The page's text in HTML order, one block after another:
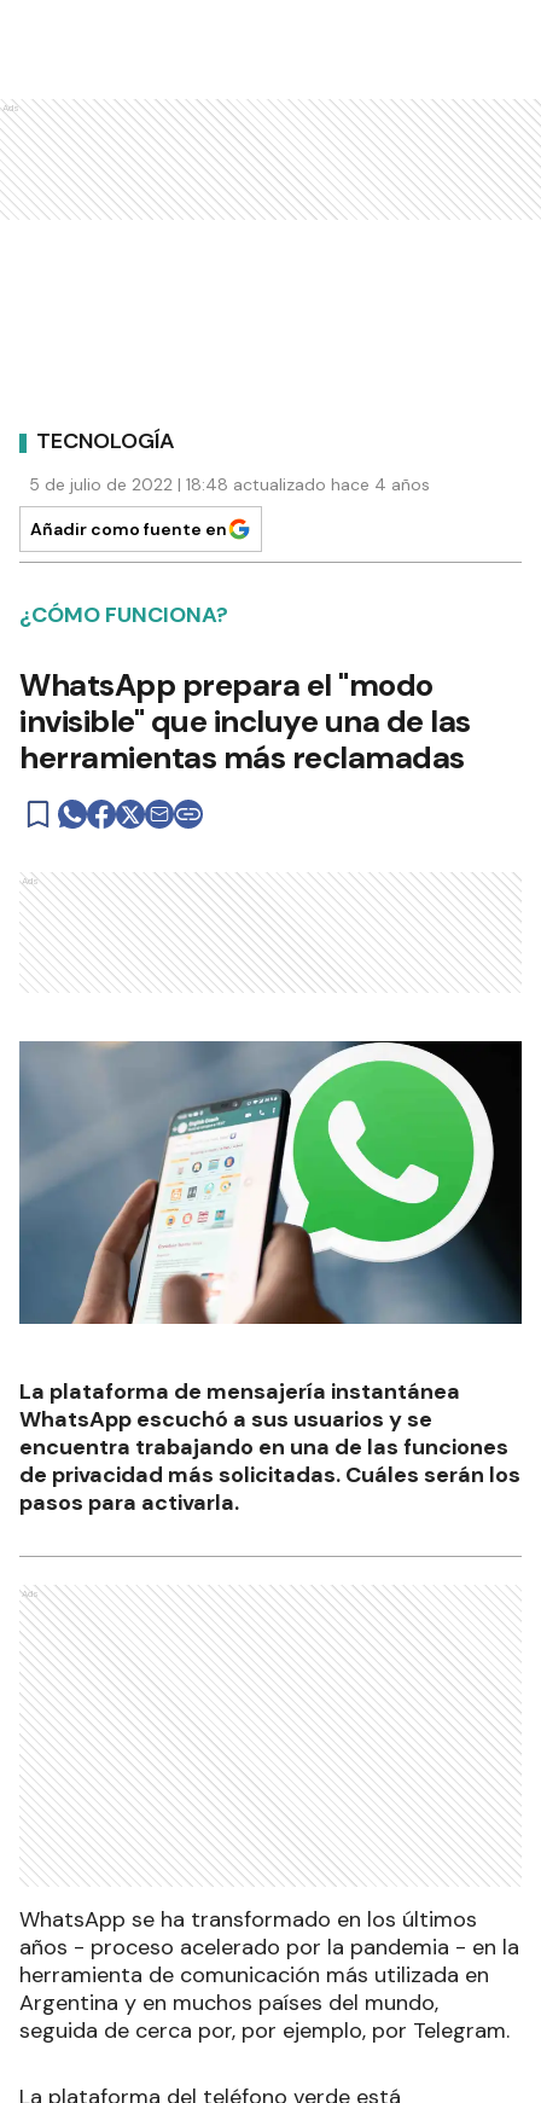
Ads
TECNOLOGÍA
5 de julio de 2022 | 18:48 actualizado hace 4 años
Añadir como fuente en
¿CÓMO FUNCIONA?
WhatsApp prepara el "modo
invisible" que incluye una de las
herramientas más reclamadas
Ads
La plataforma de mensajería instantánea
WhatsApp escuchó a sus usuarios y se
encuentra trabajando en una de las funciones
de privacidad más solicitadas. Cuáles serán los
pasos para activarla.
Ads
WhatsApp se ha transformado en los últimos
años - proceso acelerado por la pandemia - en la
herramienta de comunicación más utilizada en
Argentina y en muchos países del mundo,
seguida de cerca por, por ejemplo, por Telegram.
La plataforma del teléfono verde está